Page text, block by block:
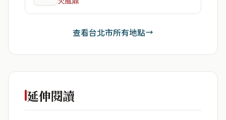
查看台北市所有地點
延伸閱讀